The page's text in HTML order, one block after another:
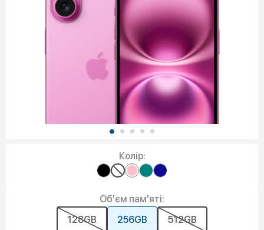
Колір:
Об'єм пам'яті:
128GB
256GB 512GB